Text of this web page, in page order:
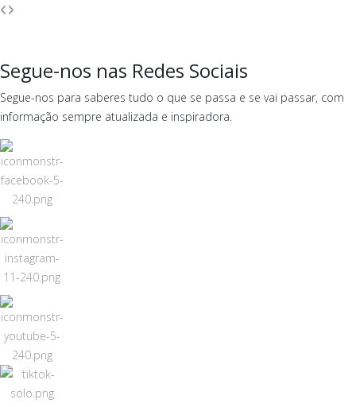
Segue-nos nas Redes Sociais
Segue-nos para saberes tudo o que se passa e se vai passar, com
informação sempre atualizada e inspiradora.